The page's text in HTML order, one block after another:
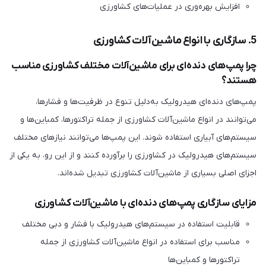
افزایش بهره‌وری در عملیات‌های کشاورزی
5. سازگاری با انواع ماشین‌آلات کشاورزی
چرا پمپ‌های دنده‌ای برای ماشین‌آلات مختلف کشاورزی مناسب
هستند؟
پمپ‌های دنده‌ای هیدرولیک به‌دلیل تنوع در ظرفیت‌ها و فشارها،
می‌توانند در انواع ماشین‌آلات کشاورزی از جمله تراکتورها، کمباین‌ها و
سیستم‌های آبیاری استفاده شوند. این پمپ‌ها می‌توانند نیازهای مختلف
سیستم‌های هیدرولیک در کشاورزی را برآورده کنند و از این رو، به یکی از
اجزای اصلی بسیاری از ماشین‌آلات کشاورزی تبدیل شده‌اند.
مزایای سازگاری پمپ‌های دنده‌ای با ماشین‌آلات کشاورزی
قابلیت استفاده در سیستم‌های هیدرولیک با فشار و دبی مختلف
مناسب برای استفاده در انواع ماشین‌آلات کشاورزی از جمله
تراکتورها و کمباین‌ها